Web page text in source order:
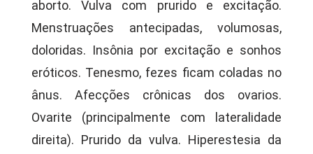
aborto. Vulva com prurido e excitação.
Menstruações antecipadas, volumosas,
doloridas. Insônia por excitação e sonhos
eróticos. Tenesmo, fezes ficam coladas no
ânus. Afecções crônicas dos ovarios.
Ovarite (principalmente com lateralidade
direita). Prurido da vulva. Hiperestesia da